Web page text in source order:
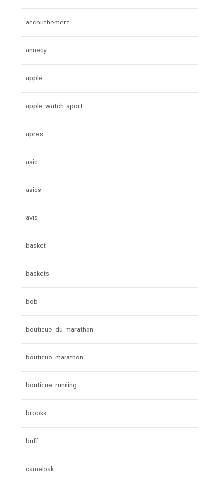
accouchement
annecy
apple
apple watch sport
apres
asic
asics
avis
basket
baskets
bob
boutique du marathon
boutique marathon
boutique running
brooks
buff
camelbak